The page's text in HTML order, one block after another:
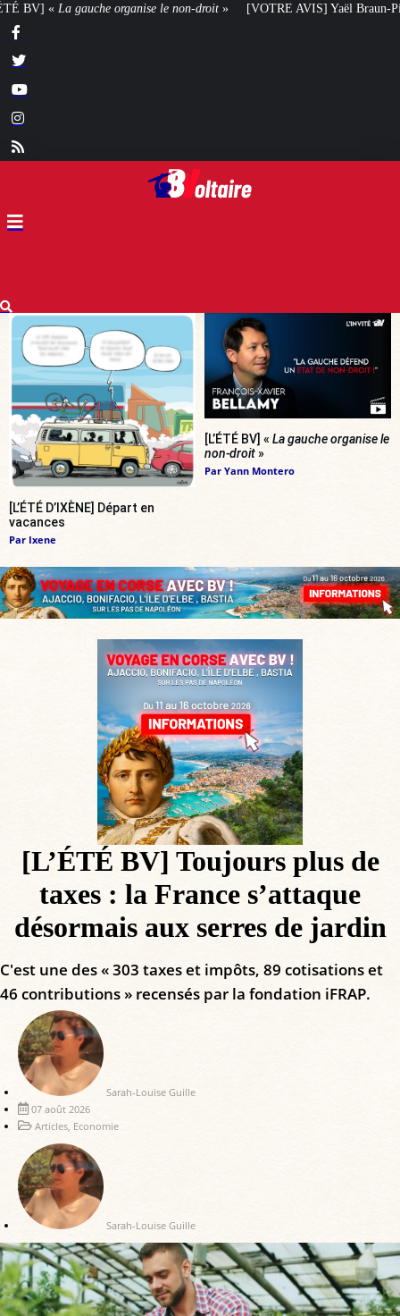
droit» [VOTRE AVIS] Yaël Braun-Pivet doit-elle renoncer à son projet
[L’ÉTÉ D’IXÈNE] Départ en
vacances
Par Ixene
[L’ÉTÉ BV] « La gauche organise le
non-droit»
Par Yann Montero
[L’ÉTÉ BV] Toujours plus de
taxes : la France s’attaque
désormais aux serres de jardin
C'est une des « 303 taxes et impôts, 89 cotisations et
46 contributions » recensés par la fondation iFRAP.
Sarah-Louise Guille
07 août 2026
Articles, Economie
Sarah-Louise Guille